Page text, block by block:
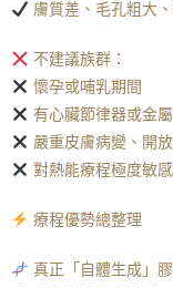
膚質差、毛孔粗大
不建議族群：
懷孕或哺乳期間
有心臟節律器或金
嚴重皮膚病變、開
對熱能療程極度敏
療程優勢總整理
真正「自體生成」